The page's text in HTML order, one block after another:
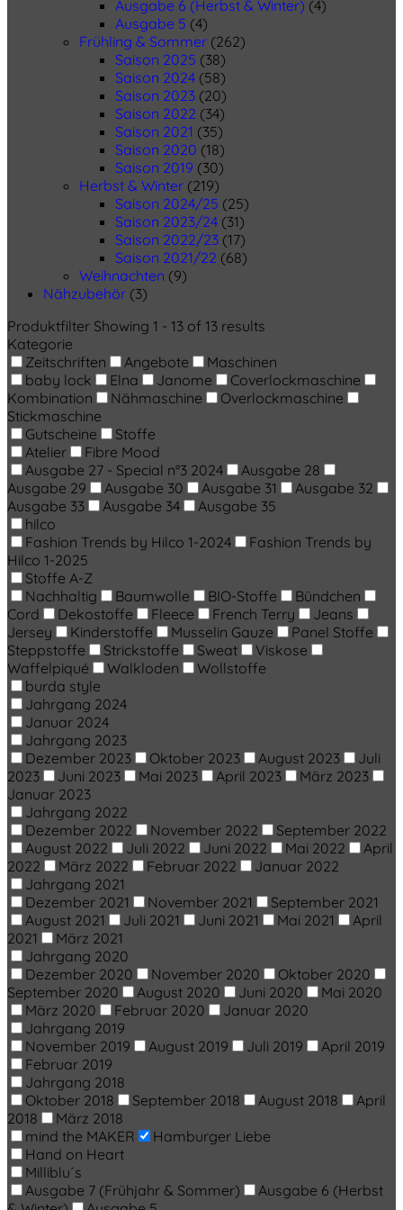
Ausgabe 6 (Herbst & Winter) (4)
Ausgabe 5 (4)
Frühling & Sommer (262)
Saison 2025 (38)
Saison 2024 (58)
Saison 2023 (20)
Saison 2022 (34)
Saison 2021 (35)
Saison 2020 (18)
Saison 2019 (30)
Herbst & Winter (219)
Saison 2024/25 (25)
Saison 2023/24 (31)
Saison 2022/23 (17)
Saison 2021/22 (68)
Weihnachten (9)
Nähzubehör (3)
Produktfilter Showing 1 - 13 of 13 results
Kategorie
Zeitschriften
Angebote
Maschinen
baby lock
Elna Janome
Coverlockmaschine
Kombination
Nähmaschine
Overlockmaschine
Stickmaschine
Gutscheine
Stoffe
Atelier
Fibre Mood
Ausgabe 27 - Special n°3 2024
Ausgabe 28
Ausgabe 29
Ausgabe 30 Ausgabe 31
Ausgabe 32
Ausgabe 33
Ausgabe 34
Ausgabe 35
hilco
Fashion Trends by Hilco 1-2024
Fashion Trends by
Hilco 1-2025
Stoffe A-Z
Nachhaltig
Baumwolle BIO-Stoffe
Bündchen
Cord
Dekostoffe Fleece French Terry
Jeans
Jersey
Kinderstoffe Musselin Gauze
Panel Stoffe
Steppstoffe
Strickstoffe Sweat
Viskose
Waffelpiqué
Walkloden
Wollstoffe
burda style
Jahrgang 2024
Januar 2024
Jahrgang 2023
Dezember 2023
Oktober 2023 August 2023
Juli
2023
Juni 2023 Mai 2023 April 2023
März 2023
Januar 2023
Jahrgang 2022
Dezember 2022
November 2022
September 2022
August 2022
Juli 2022 Juni 2022 Mai 2022
April
2022
März 2022 Februar 2022
Januar 2022
Jahrgang 2021
Dezember 2021
November 2021
September 2021
August 2021
Juli 2021 Juni 2021 Mai 2021
April
2021
März 2021
Jahrgang 2020
Dezember 2020
November 2020
Oktober 2020
September 2020
August 2020 Juni 2020
Mai 2020
März 2020
Februar 2020
Januar 2020
Jahrgang 2019
November 2019
August 2019 Juli 2019
April 2019
Februar 2019
Jahrgang 2018
Oktober 2018
September 2018 August 2018
April
2018
März 2018
mind the MAKER
Hamburger Liebe
Hand on Heart
Milliblu´s
Ausgabe 7 (Frühjahr & Sommer)
Ausgabe 6 (Herbst